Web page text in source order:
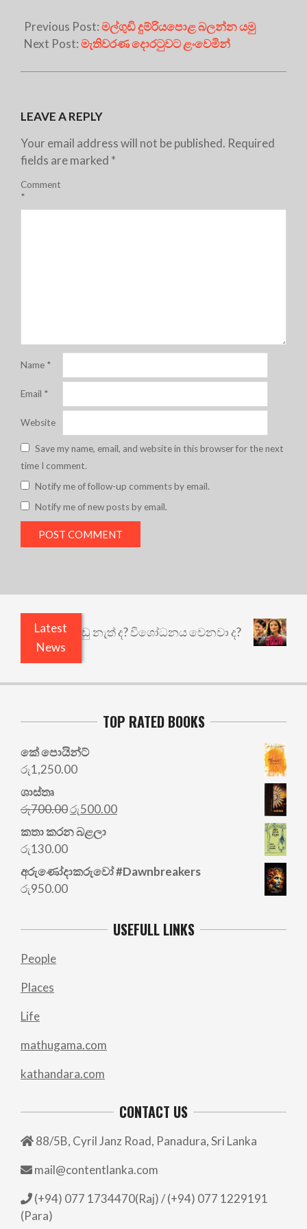
Previous Post:මල්ගුඩි දුම්රියපොළ බලන්න යමු
Next Post:මැතිවරණ දොරටුවට ළංවෙමින්
LEAVE A REPLY
Your email address will not be published. Required
fields are marked *
Comment
*
Name *
Email *
Website
Save my name, email, and website in this browser for the next
time I comment.
Notify me of follow-up comments by email.
Notify me of new posts by email.
Latest
News
ඇතුළෙයි කුඩු නැත් ද? විශෝධනය වෙනවා ද?
TOP RATED BOOKS
කේ පොයින්ට්
රු1,250.00
ශාස්තෘ
රු700.00Original
price
was:
රු500.00Current
කතා කරන බළලා
රු130.00
අරු‍ණෝදාකරුවෝ #Dawnbreakers
රු950.00
USEFULL LINKS
People
Places
Life
mathugama.com
kathandara.com
CONTACT US
88/5B, Cyril Janz Road, Panadura, Sri Lanka
mail@contentlanka.com
(+94) 077 1734470(Raj) / (+94) 077 1229191
(Para)